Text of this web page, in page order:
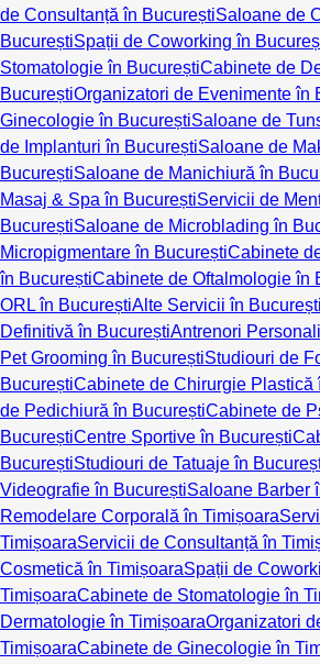
de Consultanță în BucureștiSaloane de
BucureștiSpații de Coworking în
Stomatologie în BucureștiCabinete de
BucureștiOrganizatori de Evenimente în
Ginecologie în BucureștiSaloane de
de Implanturi în BucureștiSaloane de
BucureștiSaloane de Manichiură în
Masaj & Spa în BucureștiServicii de
BucureștiSaloane de Microblading în
Micropigmentare în BucureștiCabinete
în BucureștiCabinete de Oftalmologie în
ORL în BucureștiAlte Servicii în București
Definitivă în BucureștiAntrenori
Pet Grooming în BucureștiStudiouri de
BucureștiCabinete de Chirurgie Plastică
de Pedichiură în BucureștiCabinete de
BucureștiCentre Sportive în București
BucureștiStudiouri de Tatuaje în
Videografie în BucureștiSaloane Barber
Remodelare Corporală în Timișoara
TimișoaraServicii de Consultanță în
Cosmetică în TimișoaraSpații de
TimișoaraCabinete de Stomatologie în
Dermatologie în TimișoaraOrganizatori
TimișoaraCabinete de Ginecologie în